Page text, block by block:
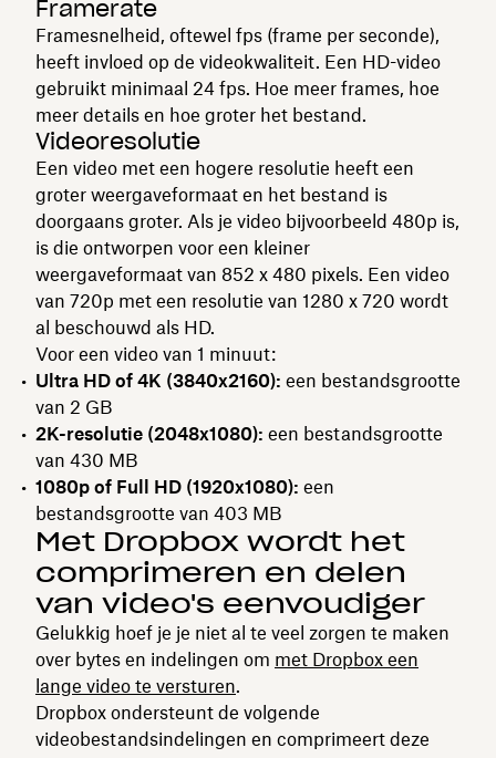
Framerate
Framesnelheid, oftewel fps (frame per seconde),
heeft invloed op de videokwaliteit. Een HD-video
gebruikt minimaal 24 fps. Hoe meer frames, hoe
meer details en hoe groter het bestand.
Videoresolutie
Een video met een hogere resolutie heeft een
groter weergaveformaat en het bestand is
doorgaans groter. Als je video bijvoorbeeld 480p is,
is die ontworpen voor een kleiner
weergaveformaat van 852 x 480 pixels. Een video
van 720p met een resolutie van 1280 x 720 wordt
al beschouwd als HD.
Voor een video van 1 minuut:
Ultra HD of 4K (3840x2160): een bestandsgrootte
van 2 GB
2K-resolutie (2048x1080): een bestandsgrootte
van 430 MB
1080p of Full HD (1920x1080): een
bestandsgrootte van 403 MB
Met Dropbox wordt het
comprimeren en delen
van video's eenvoudiger
Gelukkig hoef je je niet al te veel zorgen te maken
over bytes en indelingen om met Dropbox een
lange video te versturen.
Dropbox ondersteunt de volgende
videobestandsindelingen en comprimeert deze